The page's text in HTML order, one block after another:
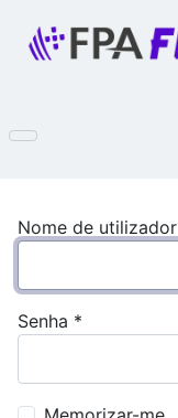
Nome de utilizador
Senha *